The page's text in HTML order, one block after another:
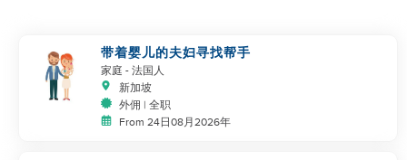
带着婴儿的夫妇寻找帮手
家庭 - 法国人
新加坡
外佣 | 全职
From 24日08月2026年